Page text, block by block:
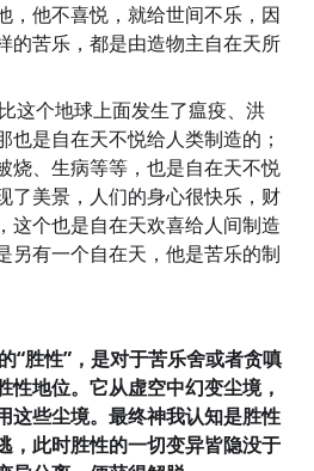
，他不喜悦，就给世间不乐，因
的苦乐，都是由造物主自在天所
这个地球上面发生了瘟疫、洪
也是自在天不悦给人类制造的；
烧、生病等等，也是自在天不悦
了美景，人们的身心很快乐，财
这个也是自在天欢喜给人间制造
另有一个自在天，他是苦乐的制
“胜性”，是对于苦乐舍或者贪嗔
性地位。它从虚空中幻变尘境，
这些尘境。最终神我认知是胜性
，此时胜性的一切变异皆隐没于